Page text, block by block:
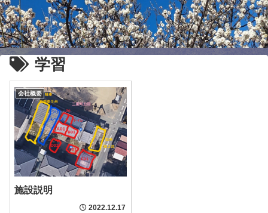
学習
会社概要
施設説明
2022.12.17